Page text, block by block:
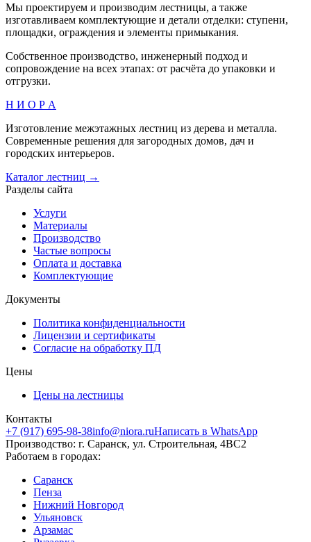
Мы проектируем и производим лестницы, а также
изготавливаем комплектующие и детали отделки: ступени,
площадки, ограждения и элементы примыкания.
Собственное производство, инженерный подход и
сопровождение на всех этапах: от расчёта до упаковки и
отгрузки.
Н И О Р А
Изготовление межэтажных лестниц из дерева и металла.
Современные решения для загородных домов, дач и
городских интерьеров.
Каталог лестниц →
Разделы сайта
Услуги
Материалы
Производство
Частые вопросы
Оплата и доставка
Комплектующие
Документы
Политика конфиденциальности
Лицензии и сертификаты
Согласие на обработку ПД
Цены
Цены на лестницы
Контакты
+7 (917) 695-98-38info@niora.ruНаписать в WhatsApp
Производство: г. Саранск, ул. Строительная, 4ВС2
Работаем в городах:
Саранск
Пенза
Нижний Новгород
Ульяновск
Арзамас